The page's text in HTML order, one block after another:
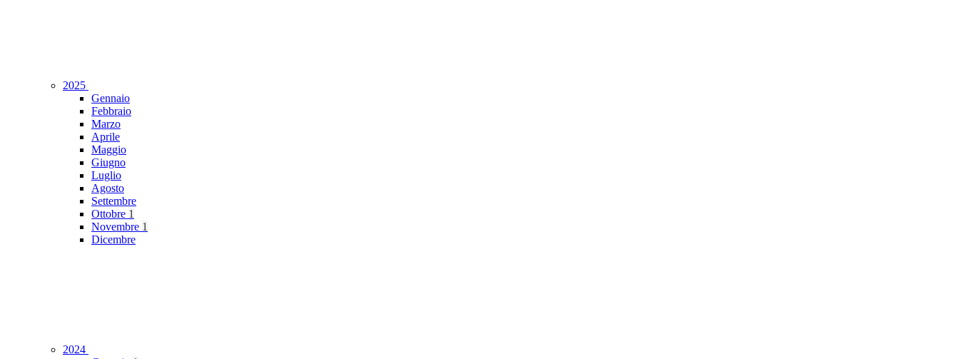
2025
Gennaio
Febbraio
Marzo
Aprile
Maggio
Giugno
Luglio
Agosto
Settembre
Ottobre 1
Novembre 1
Dicembre
2024